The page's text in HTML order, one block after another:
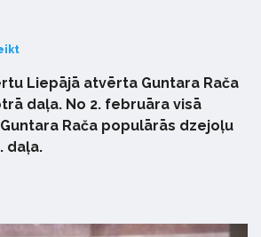
Liepājā atvērta Guntara Rača
daļa. No 2. februāra visā
Rača populārās dzejoļu
daļa.